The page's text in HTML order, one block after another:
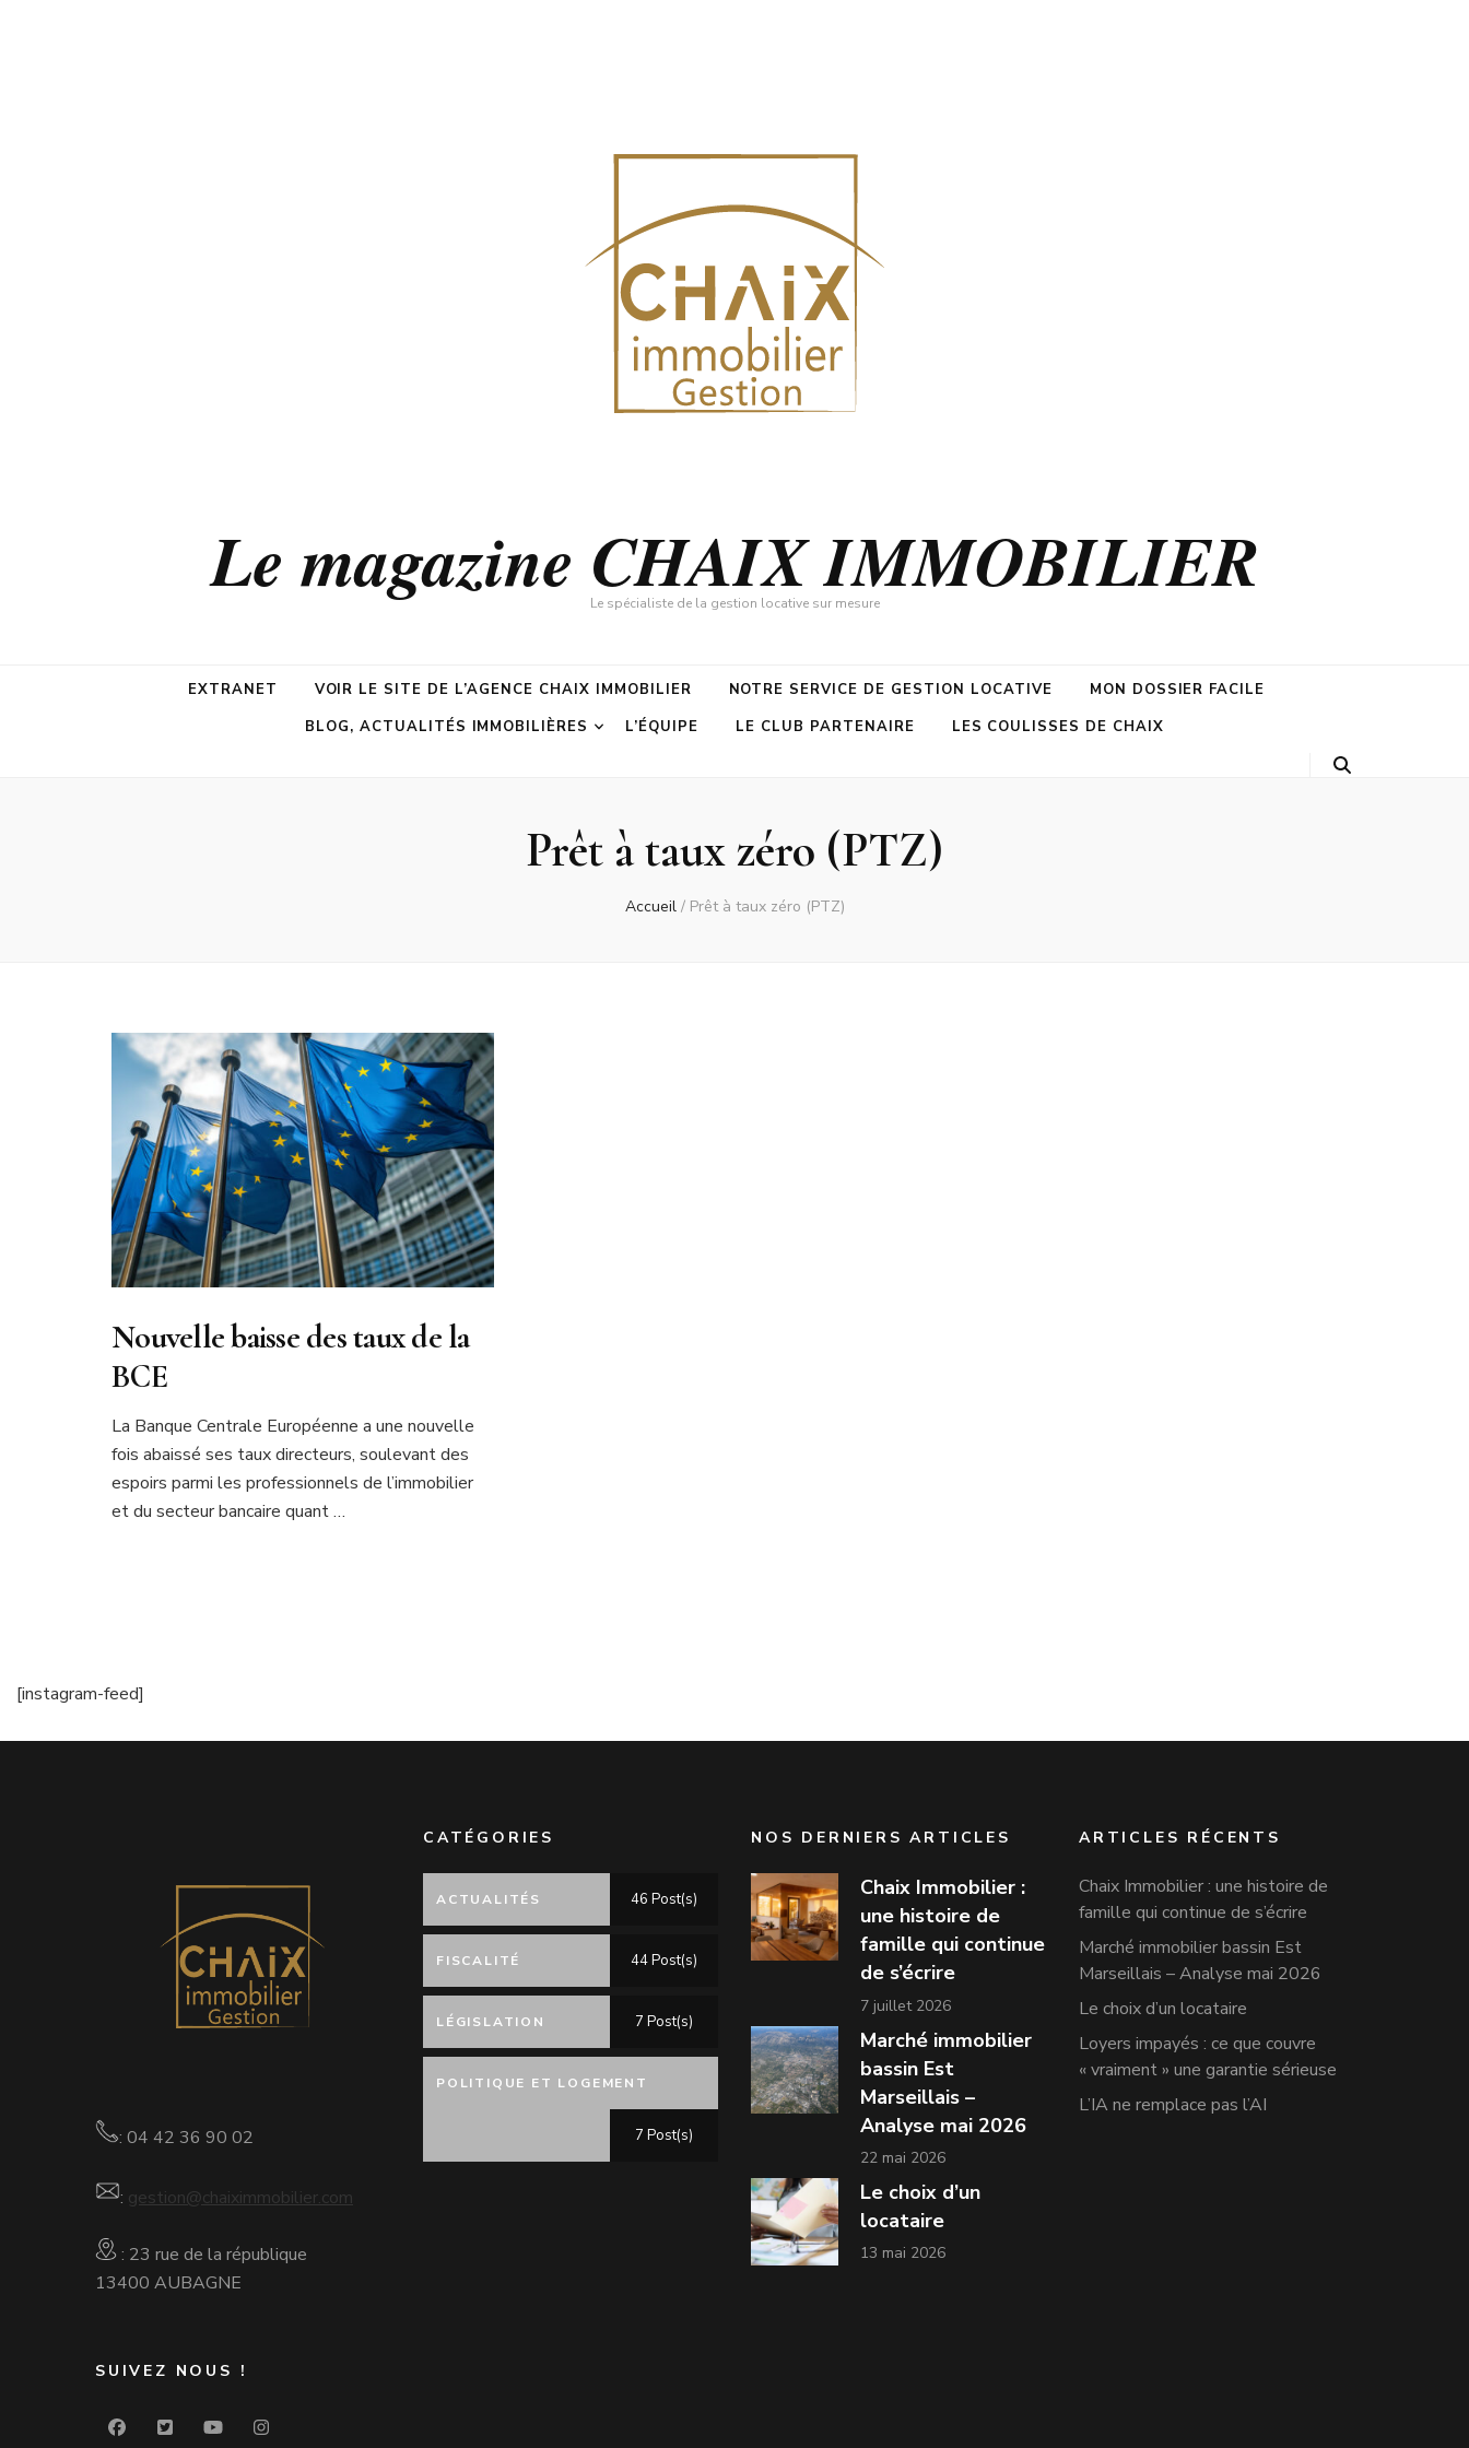
Le magazine CHAIX IMMOBILIER
Le spécialiste de la gestion locative sur mesure
EXTRANET VOIR LE SITE DE L’AGENCE CHAIX IMMOBILIER NOTRE SERVICE DE GESTION LOCATIVE
MON DOSSIER FACILE
BLOG, ACTUALITÉS IMMOBILIÈRES
L’ÉQUIPE LE CLUB PARTENAIRE LES COULISSES DE CHAIX
Prêt à taux zéro (PTZ)
Accueil / Prêt à taux zéro (PTZ)
Nouvelle baisse des taux de la
BCE
La Banque Centrale Européenne a une nouvelle
fois abaissé ses taux directeurs, soulevant des
espoirs parmi les professionnels de l’immobilier
et du secteur bancaire quant …
[instagram-feed]
: 04 42 36 90 02
: gestion@chaiximmobilier.com
: 23 rue de la république
13400 AUBAGNE
SUIVEZ NOUS !
CATÉGORIES
ACTUALITÉS 46 Post(s)
FISCALITÉ 44 Post(s)
LÉGISLATION 7 Post(s)
POLITIQUE ET LOGEMENT
7 Post(s)
NOS DERNIERS ARTICLES
Chaix Immobilier :
une histoire de
famille qui continue
de s’écrire
7 juillet 2026
Marché immobilier
bassin Est
Marseillais –
Analyse mai 2026
22 mai 2026
Le choix d’un
locataire
13 mai 2026
ARTICLES RÉCENTS
Chaix Immobilier : une histoire de
famille qui continue de s’écrire
Marché immobilier bassin Est
Marseillais – Analyse mai 2026
Le choix d’un locataire
Loyers impayés : ce que couvre
« vraiment » une garantie sérieuse
L’IA ne remplace pas l’AI